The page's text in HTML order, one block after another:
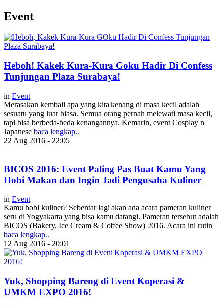
Event
Heboh! Kakek Kura-Kura Goku Hadir Di Confess
Tunjungan Plaza Surabaya!
in Event
Merasakan kembali apa yang kita kenang di masa kecil adalah
sesuatu yang luar biasa. Semua orang pernah melewati masa kecil,
tapi bisa berbeda-beda kenangannya. Kemarin, event Cosplay n
Japanese baca lengkap..
22 Aug 2016 - 22:05
BICOS 2016: Event Paling Pas Buat Kamu Yang
Hobi Makan dan Ingin Jadi Pengusaha Kuliner
in Event
Kamu hobi kuliner? Sebentar lagi akan ada acara pameran kuliner
seru di Yogyakarta yang bisa kamu datangi. Pameran tersebut adalah
BICOS (Bakery, Ice Cream & Coffee Show) 2016. Acara ini rutin
baca lengkap..
12 Aug 2016 - 20:01
Yuk, Shopping Bareng di Event Koperasi &
UMKM EXPO 2016!